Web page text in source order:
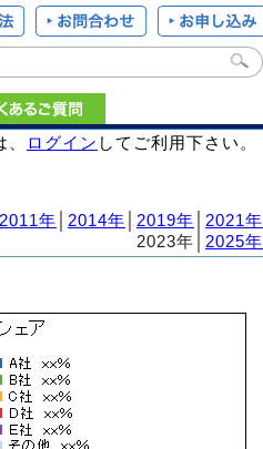
ログイン してご利用下さい。
2011年 2014年 2019年
2021年
2023年│ 2025年